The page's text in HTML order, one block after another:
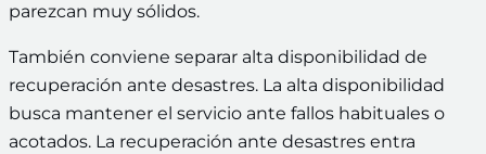
parezcan muy sólidos.
También conviene separar alta disponibilidad de
recuperación ante desastres. La alta disponibilidad
busca mantener el servicio ante fallos habituales o
acotados. La recuperación ante desastres entra